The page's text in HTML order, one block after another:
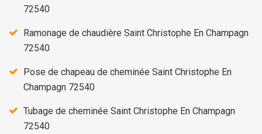
72540
Ramonage de chaudière Saint Christophe En Champagn
72540
Pose de chapeau de cheminée Saint Christophe En
Champagn 72540
Tubage de cheminée Saint Christophe En Champagn
72540